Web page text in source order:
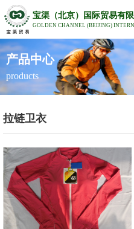
宝渠（北京）国际贸易有限
GOLDEN CHANNEL (BEIJING)
产品中心
products
拉链卫衣